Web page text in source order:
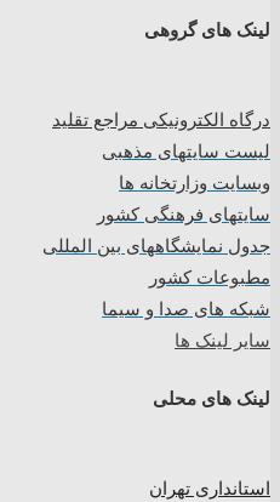
لینک های گروهی
درگاه الکترونیکی مراجع تقلید
لیست سایتهای مذهبی
وبسایت وزارتخانه ها
سایتهای فرهنگی کشور
جدول نمایشگاههای بین المللی
مطبوعات کشور
شبکه های صدا و سیما
سایر لینک ها
لینک های محلی
استانداری تهران